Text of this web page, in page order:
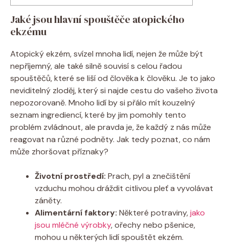
Jaké ‍jsou hlavní spouštěče ​atopického‍
ekzému
Atopický ekzém, svízel mnoha lidí, nejen⁣ že může⁣ být
nepříjemný, ale také silně souvisí⁣ s⁤ celou řadou
spouštěčů, které se‍ liší od člověka k člověku. Je⁣ to jako
neviditelný zloděj, ​který ⁤si najde cestu do vašeho života
nepozorovaně. Mnoho lidí by si přálo mít kouzelný
seznam ingrediencí, které by jim pomohly ‍tento‍
problém⁢ zvládnout,‍ ale pravda je, že ‌každý z⁣ nás může
reagovat na různé podněty. Jak tedy‌ poznat, ‍co nám
může ​zhoršovat příznaky?
Životní prostředí: Prach, pyl a znečištění
vzduchu mohou⁢ dráždit citlivou pleť a ‍vyvolávat
záněty.
Alimentární faktory: Některé​ potraviny,jako
jsou​ mléčné výrobky,‌ ořechy nebo ​pšenice,
mohou u některých lidí ⁢spouštět ekzém.